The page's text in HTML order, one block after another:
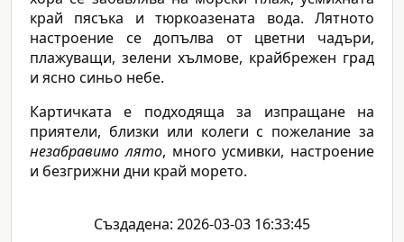
край пясъка и тюркоазената вода. Лятното
настроение се допълва от цветни чадъри,
плажуващи, зелени хълмове, крайбрежен град
и ясно синьо небе.
Картичката е подходяща за изпращане на
приятели, близки или колеги с пожелание за
незабравимо лято, много усмивки, настроение
и безгрижни дни край морето.
Създадена: 2026-03-03 16:33:45